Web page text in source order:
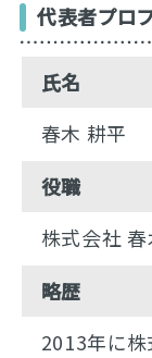
代表者プロ
氏名
春木 耕平
役職
株式会社
略歴
2013年に株